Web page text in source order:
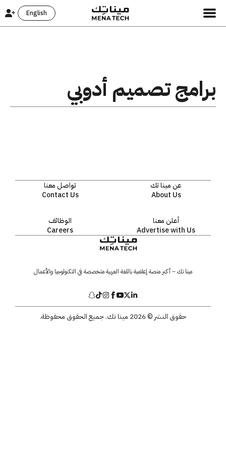
English
برامج تصميم أدوبي
عن مينا تك
About Us
تواصل معنا
Contact Us
أعلن معنا
Advertise with Us
الوظائف
Careers
مينا تك – أكبر منصة إعلامية باللغة العربية متخصصة في التكنولوجيا والأعمال
حقوق النشر © 2026 مينا تك. جميع الحقوق محفوظة.